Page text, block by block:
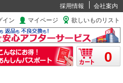
採用情報
会社案内
イン マイページ 欲しいものリスト
0